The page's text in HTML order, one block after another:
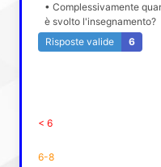
• Complessivamente
è svolto l'insegnamento?
Risposte valide
6
< 6
6-8